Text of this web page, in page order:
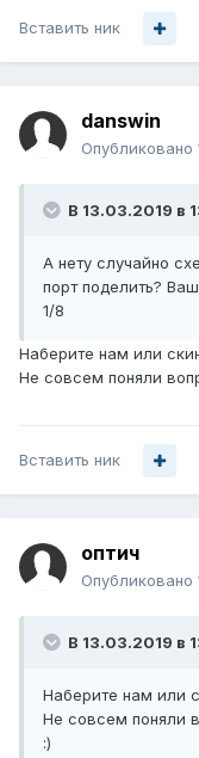
Вставить ник
danswin
Опубликовано
В 13.03.2019 в
А нету случайно
порт поделить?
1/8
Наберите нам или
Не совсем поняли
Вставить ник
оптич
Опубликовано
В 13.03.2019 в
Наберите нам или
Не совсем поняли
:)